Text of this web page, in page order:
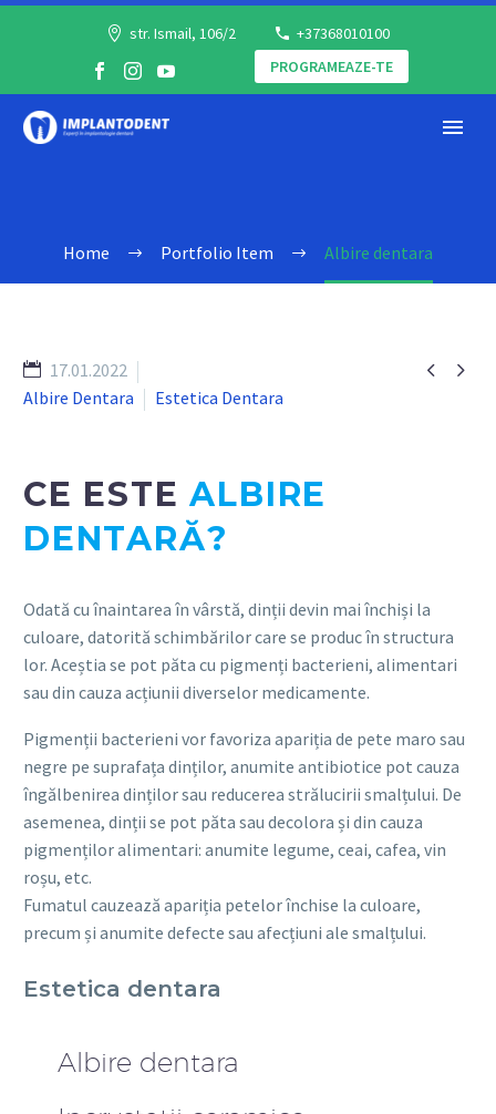
str. Ismail, 106/2
+37368010100
PROGRAMEAZE-TE
ALBIRE
DENTARA
Home Portfolio Item Albire dentara
 
17.01.2022
Albire Dentara
Estetica Dentara
CE ESTEALBIRE
DENTARĂ?
Odată cu înaintarea în vârstă, dinții devin mai închiși la
culoare, datorită schimbărilor care se produc în structura
lor. Aceștia se pot păta cu pigmenți bacterieni, alimentari
sau din cauza acțiunii diverselor medicamente.
Pigmenții bacterieni vor favoriza apariția de pete maro sau
negre pe suprafața dinților, anumite antibiotice pot cauza
îngălbenirea dinților sau reducerea strălucirii smalțului. De
asemenea, dinții se pot păta sau decolora și din cauza
pigmenților alimentari: anumite legume, ceai, cafea, vin
roșu, etc.
Fumatul cauzează apariția petelor închise la culoare,
precum și anumite defecte sau afecțiuni ale smalțului.
Estetica dentara
Albire dentara